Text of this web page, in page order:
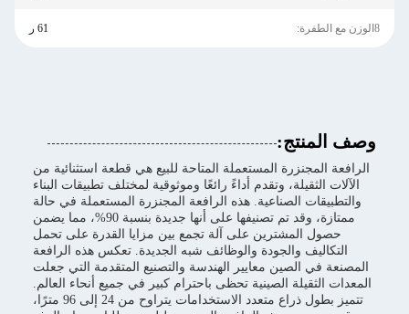
8الوزن مع الطفرة: 61 ر
وصف المنتج:
الرافعة المجنزرة المستعملة المتاحة للبيع هي قطعة استثنائية من
الآلات الثقيلة، وتقدم أداءً رائعًا وموثوقية لمختلف تطبيقات البناء
والتطبيقات الصناعية. هذه الرافعة المجنزرة المستعملة في حالة
ممتازة، وقد تم تصنيفها على أنها جديدة بنسبة 90%، مما يضمن
حصول المشترين على آلة تجمع بين مزايا القدرة على تحمل
التكاليف والجودة والوظائف شبه الجديدة. تعكس هذه الرافعة
المصنعة في الصين معايير الهندسة والتصنيع المتقدمة التي جعلت
المعدات الثقيلة الصينية تحظى باحترام كبير في جميع أنحاء العالم.
تتميز بطول ذراع متعدد الاستخدامات يتراوح من 24 إلى 96 مترًا،